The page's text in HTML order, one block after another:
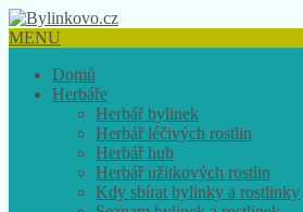
MENU
Domů
Herbáře
Herbář bylinek
Herbář léčivých rostlin
Herbář hub
Herbář užitkových rostlin
Kdy sbírat bylinky a rostlinky